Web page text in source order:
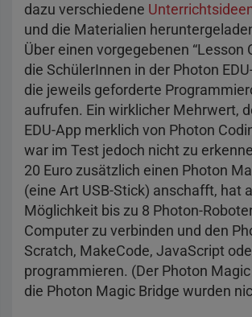
dazu verschiedene
und die Materialien
Über einen vorgegebenen “Lesson
die SchülerInnen in der Photon
die jeweils geforderte
aufrufen. Ein wirklicher Mehrwert,
EDU-App merklich von Photon
war im Test jedoch nicht zu
20 Euro zusätzlich einen Photon
(eine Art USB-Stick) anschafft, hat
Möglichkeit bis zu 8 Photon-
Computer zu verbinden und den
Scratch, MakeCode, JavaScript
programmieren. (Der Photon
die Photon Magic Bridge wurden